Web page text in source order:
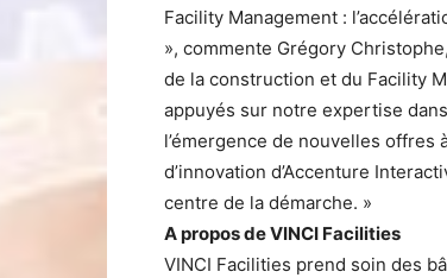
Facility Management :
», commente Grégory
de la construction et du Facility
appuyés sur notre expertise
l’émergence de nouvelles offres
d’innovation d’Accenture
centre de la démarche. »
A propos de VINCI Facilities
VINCI Facilities prend soin des